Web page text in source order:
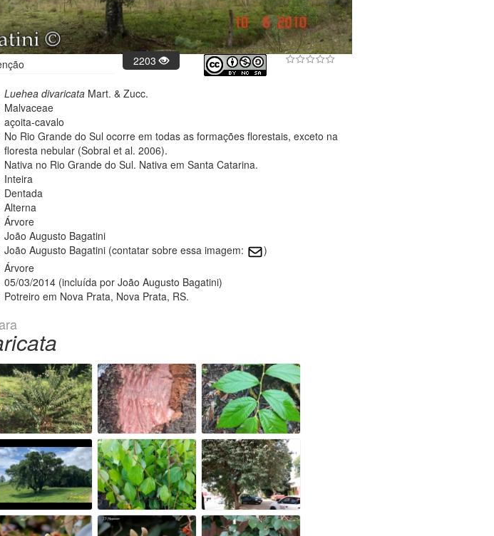
2203
Luehea divaricata Mart. & Zucc.
Malvaceae
açoita-cavalo
No Rio Grande do Sul ocorre em todas as formações florestais, exceto na
floresta nebular (Sobral et al. 2006).
Nativa no Rio Grande do Sul. Nativa em Santa Catarina.
Inteira
Dentada
Alterna
Árvore
João Augusto Bagatini
João Augusto Bagatini (contatar sobre essa imagem:
)
Árvore
05/03/2014 (incluída por João Augusto Bagatini)
Potreiro em Nova Prata, Nova Prata, RS.